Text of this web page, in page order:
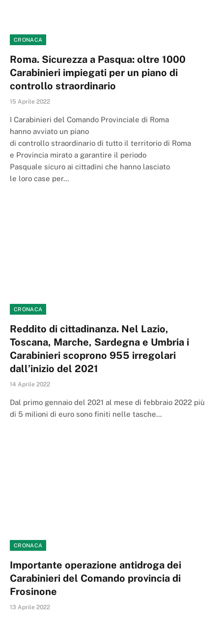
CRONACA
Roma. Sicurezza a Pasqua: oltre 1000
Carabinieri impiegati per un piano di
controllo straordinario
15 Aprile 2022
I Carabinieri del Comando Provinciale di Roma
hanno avviato un piano
di controllo straordinario di tutto il territorio di Roma
e Provincia mirato a garantire il periodo
Pasquale sicuro ai cittadini che hanno lasciato
le loro case per…
CRONACA
Reddito di cittadinanza. Nel Lazio,
Toscana, Marche, Sardegna e Umbria i
Carabinieri scoprono 955 irregolari
dall’inizio del 2021
14 Aprile 2022
Dal primo gennaio del 2021 al mese di febbraio 2022 più
di 5 milioni di euro sono finiti nelle tasche…
CRONACA
Importante operazione antidroga dei
Carabinieri del Comando provincia di
Frosinone
13 Aprile 2022